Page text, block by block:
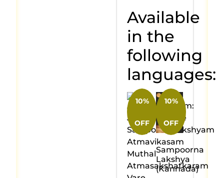
Available
in the
following
languages:
10%
OFF
10%
OFF
Sampoorna
Lakshya
(Kannada)